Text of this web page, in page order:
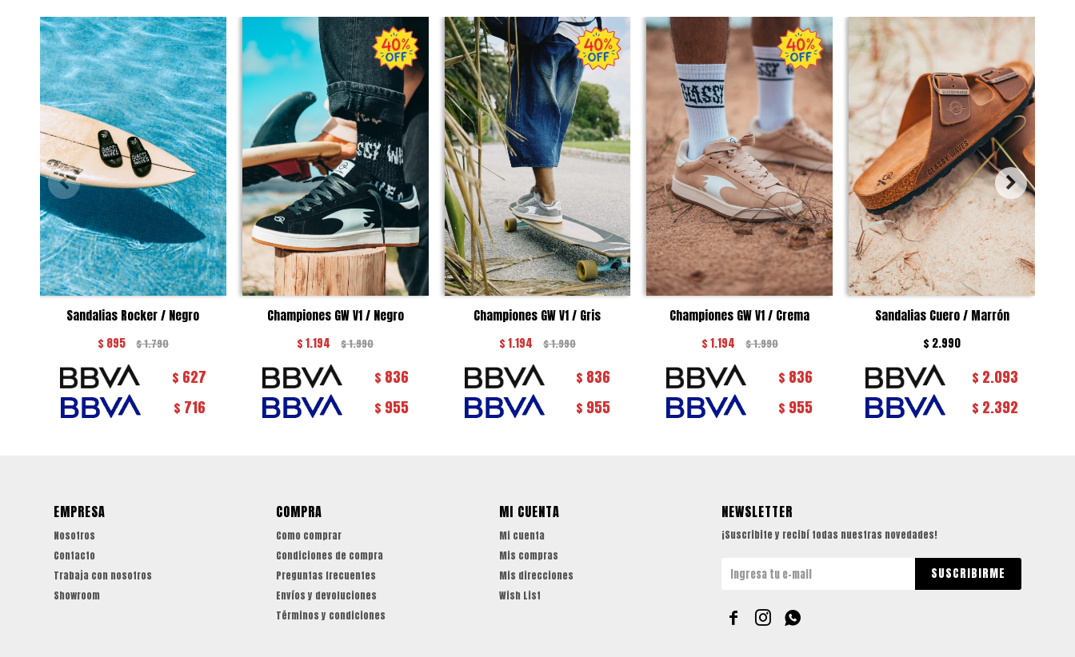
Sandalias Rocker / Negro
$ 895 $1.790
$ 627
$ 716
Championes GW V1 / Negro
$1.194 $1.990
$ 836
$ 955
Championes GW V1 / Gris
$1.194 $1.990
$ 836
$ 955
Championes GW V1 / Crema
$1.194 $1.990
$ 836
$ 955
Sandalias Cuero / Marrón
$ 2.990
$ 2.093
$ 2.392
EMPRESA
Nosotros
Contacto
Trabaja con nosotros
Showroom
COMPRA
Como comprar
Condiciones de compra
Preguntas frecuentes
Envíos y devoluciones
Términos y condiciones
MI CUENTA
Mi cuenta
Mis compras
Mis direcciones
Wish List
NEWSLETTER
¡Suscribite y recibí todas nuestras novedades!
SUSCRIBIRME
  